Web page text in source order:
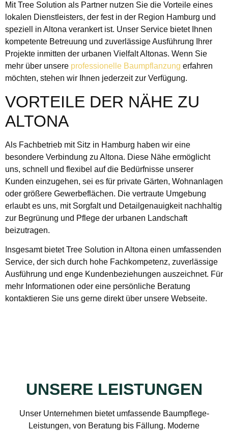
Mit Tree Solution als Partner nutzen Sie die Vorteile eines
lokalen Dienstleisters, der fest in der Region Hamburg und
speziell in Altona verankert ist. Unser Service bietet Ihnen
kompetente Betreuung und zuverlässige Ausführung Ihrer
Projekte inmitten der urbanen Vielfalt Altonas. Wenn Sie
mehr über unsere professionelle Baumpflanzung erfahren
möchten, stehen wir Ihnen jederzeit zur Verfügung.
VORTEILE DER NÄHE ZU
ALTONA
Als Fachbetrieb mit Sitz in Hamburg haben wir eine
besondere Verbindung zu Altona. Diese Nähe ermöglicht
uns, schnell und flexibel auf die Bedürfnisse unserer
Kunden einzugehen, sei es für private Gärten, Wohnanlagen
oder größere Gewerbeflächen. Die vertraute Umgebung
erlaubt es uns, mit Sorgfalt und Detailgenauigkeit nachhaltig
zur Begrünung und Pflege der urbanen Landschaft
beizutragen.
Insgesamt bietet Tree Solution in Altona einen umfassenden
Service, der sich durch hohe Fachkompetenz, zuverlässige
Ausführung und enge Kundenbeziehungen auszeichnet. Für
mehr Informationen oder eine persönliche Beratung
kontaktieren Sie uns gerne direkt über unsere Webseite.
UNSERE LEISTUNGEN
Unser Unternehmen bietet umfassende Baumpflege-
Leistungen, von Beratung bis Fällung. Moderne